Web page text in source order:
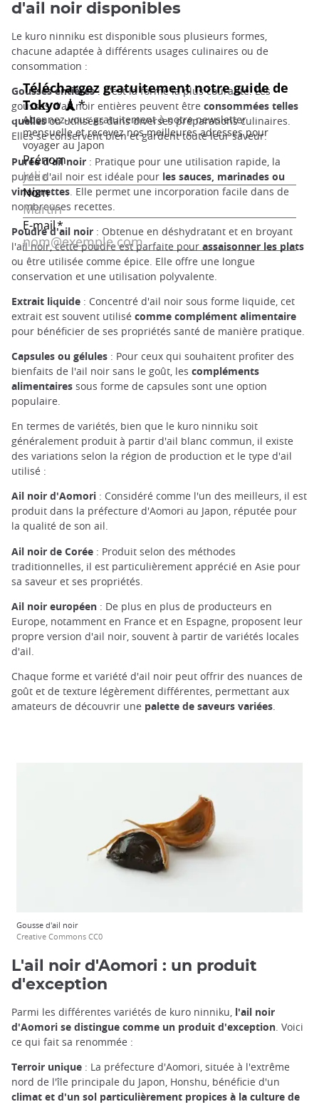
d'ail noir disponibles
Le kuro ninniku est disponible sous plusieurs formes,
chacune adaptée à différents usages culinaires ou de
consommation :
Gousses entières: C'est la forme la plus courante. Les
gousses d'ail noir entières peuvent être consommées telles
quellesou utilisées dans diverses préparations culinaires.
Elles se conservent bien et gardent toute leur saveur.
Purée d'ail noir : Pratique pour une utilisation rapide, la
purée d'ail noir est idéale pour les sauces, marinades ou
vinaigrettes . Elle permet une incorporation facile dans de
nombreuses recettes.
Poudre d'ail noir : Obtenue en déshydratant et en broyant
l'ail noir, cette poudre est parfaite pour assaisonner les plats
ou être utilisée comme épice. Elle offre une longue
conservation et une utilisation polyvalente.
Extrait liquide : Concentré d'ail noir sous forme liquide, cet
extrait est souvent utilisé comme complément alimentaire
pour bénéficier de ses propriétés santé de manière pratique.
Capsules ou gélules : Pour ceux qui souhaitent profiter des
bienfaits de l'ail noir sans le goût, les compléments
alimentaires sous forme de capsules sont une option
populaire.
En termes de variétés, bien que le kuro ninniku soit
généralement produit à partir d'ail blanc commun, il existe
des variations selon la région de production et le type d'ail
utilisé :
Ail noir d'Aomori : Considéré comme l'un des meilleurs, il est
produit dans la préfecture d'Aomori au Japon, réputée pour
la qualité de son ail.
Ail noir de Corée : Produit selon des méthodes
traditionnelles, il est particulièrement apprécié en Asie pour
sa saveur et ses propriétés.
Ail noir européen : De plus en plus de producteurs en
Europe, notamment en France et en Espagne, proposent leur
propre version d'ail noir, souvent à partir de variétés locales
d'ail.
Chaque forme et variété d'ail noir peut offrir des nuances de
goût et de texture légèrement différentes, permettant aux
amateurs de découvrir une palette de saveurs variées.
Gousse d'ail noir
Creative Commons CC0
L'ail noir d'Aomori : un produit
d'exception
Parmi les différentes variétés de kuro ninniku, l'ail noir
d'Aomori se distingue comme un produit d'exception . Voici
ce qui fait sa renommée :
Terroir unique : La préfecture d'Aomori, située à l'extrême
nord de l'île principale du Japon, Honshu, bénéficie d'un
climat et d'un sol particulièrement propices à la culture de